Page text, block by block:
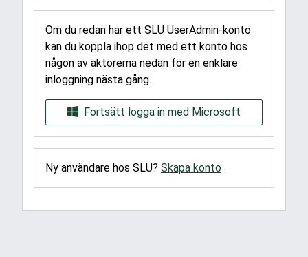
Om du redan har ett SLU UserAdmin-konto
kan du koppla ihop det med ett konto hos
någon av aktörerna nedan för en enklare
inloggning nästa gång.
Fortsätt logga in med Microsoft
Ny användare hos SLU? Skapa konto